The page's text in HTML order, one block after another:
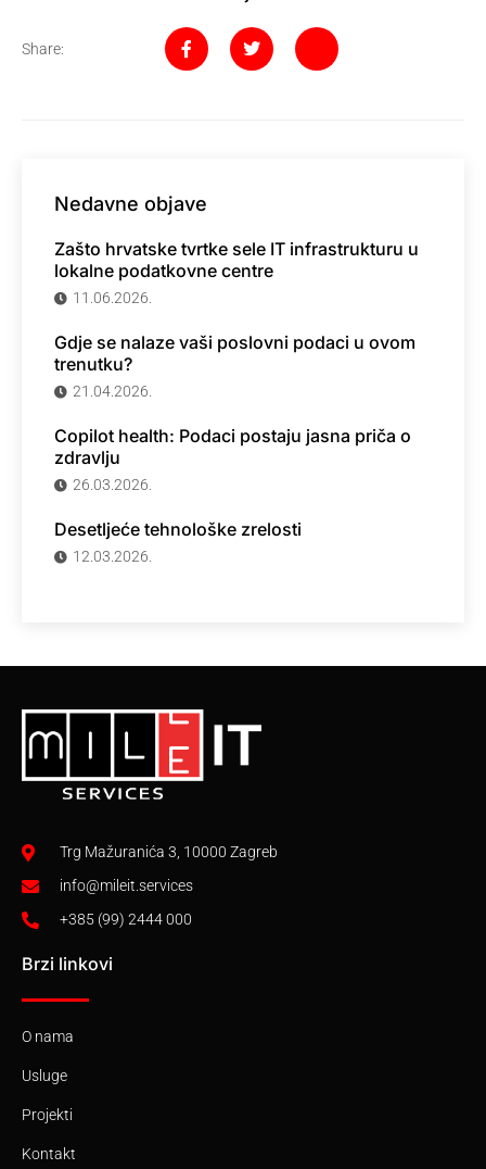
Share:
Nedavne objave
Zašto hrvatske tvrtke sele IT infrastrukturu u
lokalne podatkovne centre
11.06.2026.
Gdje se nalaze vaši poslovni podaci u ovom
trenutku?
21.04.2026.
Copilot health: Podaci postaju jasna priča o
zdravlju
26.03.2026.
Desetljeće tehnološke zrelosti
12.03.2026.
Trg Mažuranića 3, 10000 Zagreb
info@mileit.services
+385 (99) 2444 000
Brzi linkovi
O nama
Usluge
Projekti
Kontakt